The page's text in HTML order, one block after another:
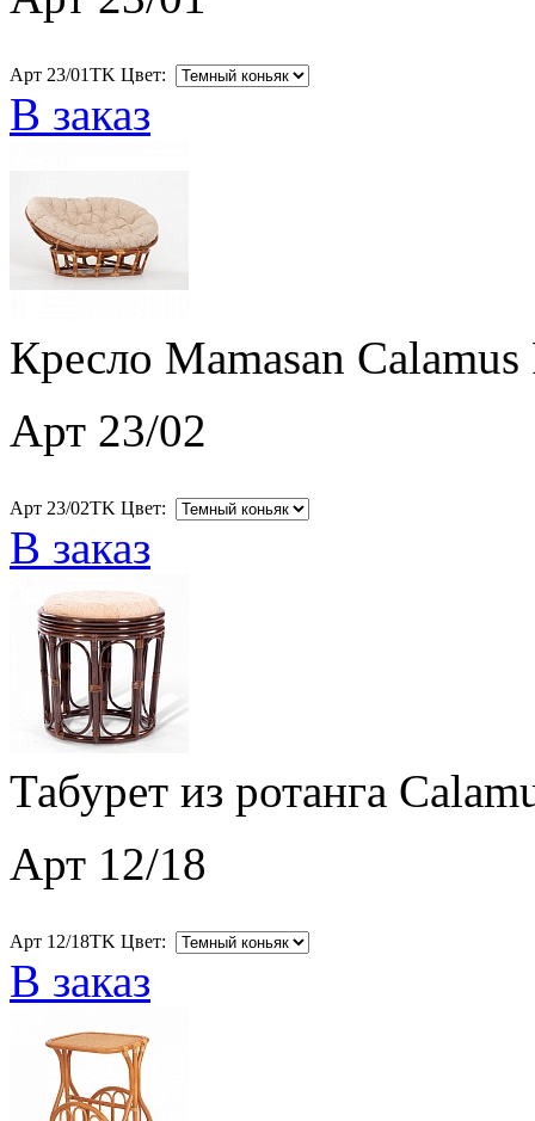
Арт 23/01TK Цвет:
В заказ
Кресло Mamasan
Арт 23/02
Арт 23/02TK Цвет:
В заказ
Табурет из ротанга
Арт 12/18
Арт 12/18ТK Цвет:
В заказ